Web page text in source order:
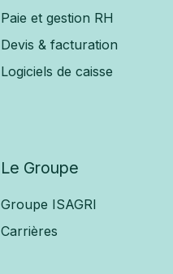
Paie et gestion RH
Devis & facturation
Logiciels de caisse
Le Groupe
Groupe ISAGRI
Carrières